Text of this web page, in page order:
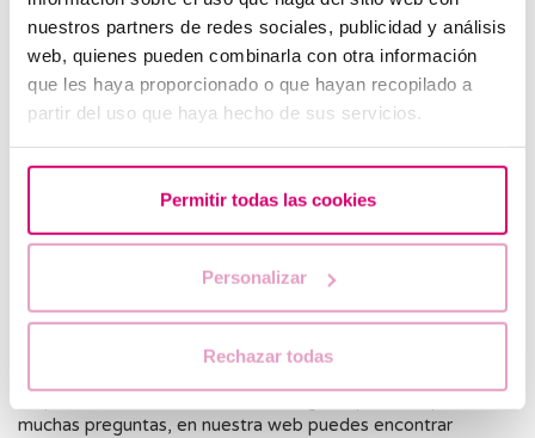
nuestros partners de redes sociales, publicidad y análisis
web, quienes pueden combinarla con otra información
que les haya proporcionado o que hayan recopilado a
partir del uso que haya hecho de sus servicios.
Permitir todas las cookies
Personalizar
Rechazar todas
General
muchas preguntas, en nuestra web puedes encontrar